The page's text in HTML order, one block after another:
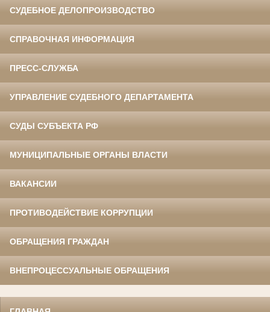
СУДЕБНОЕ ДЕЛОПРОИЗВОДСТВО
СПРАВОЧНАЯ ИНФОРМАЦИЯ
ПРЕСС-СЛУЖБА
УПРАВЛЕНИЕ СУДЕБНОГО ДЕПАРТАМЕНТА
СУДЫ СУБЪЕКТА РФ
МУНИЦИПАЛЬНЫЕ ОРГАНЫ ВЛАСТИ
ВАКАНСИИ
ПРОТИВОДЕЙСТВИЕ КОРРУПЦИИ
ОБРАЩЕНИЯ ГРАЖДАН
ВНЕПРОЦЕССУАЛЬНЫЕ ОБРАЩЕНИЯ